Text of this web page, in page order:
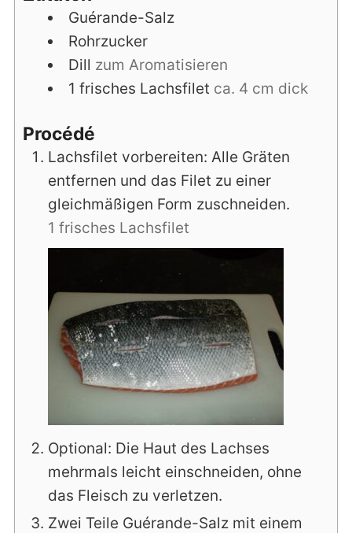
Guérande-Salz
Rohrzucker
Dill zum Aromatisieren
1 frisches Lachsfilet ca. 4 cm dick
Procédé
Lachsfilet vorbereiten: Alle Gräten
entfernen und das Filet zu einer
gleichmäßigen Form zuschneiden.
1 frisches Lachsfilet
Optional: Die Haut des Lachses
mehrmals leicht einschneiden, ohne
das Fleisch zu verletzen.
Zwei Teile Guérande-Salz mit einem